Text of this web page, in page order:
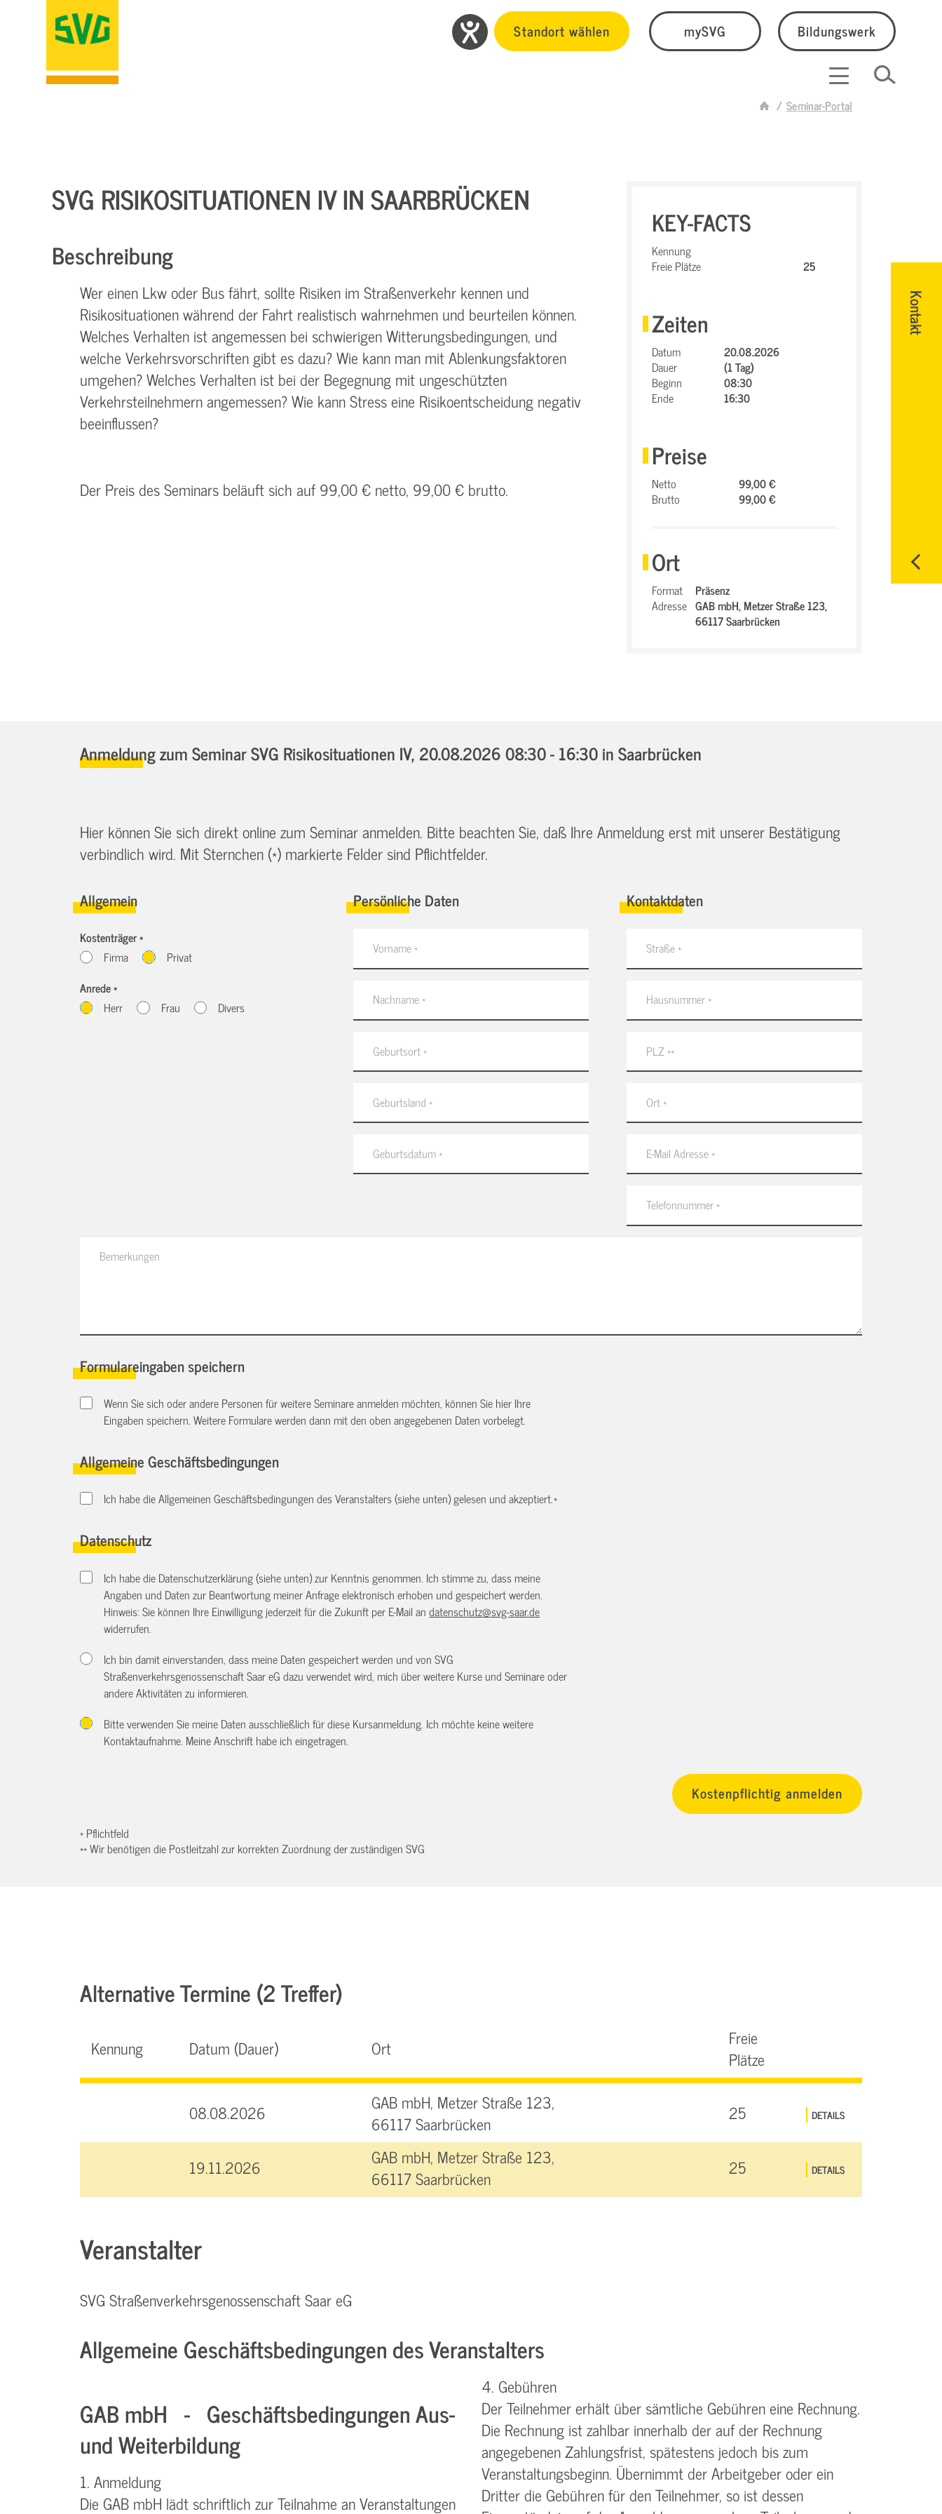
Standort wählen mySVG Bildungswerk
Seminar-Portal
Kontakt
SVG RISIKOSITUATIONEN IV IN SAARBRÜCKEN
Beschreibung
Wer einen Lkw oder Bus fährt, sollte Risiken im Straßenverkehr kennen und
Risikosituationen während der Fahrt realistisch wahrnehmen und beurteilen können.
Welches Verhalten ist angemessen bei schwierigen Witterungsbedingungen, und
welche Verkehrsvorschriften gibt es dazu? Wie kann man mit Ablenkungsfaktoren
umgehen? Welches Verhalten ist bei der Begegnung mit ungeschützten
Verkehrsteilnehmern angemessen? Wie kann Stress eine Risikoentscheidung negativ
beeinflussen?
Der Preis des Seminars beläuft sich auf 99,00 € netto, 99,00 € brutto.
KEY-FACTS
Kennung
Freie Plätze
25
Zeiten
Datum
20.08.2026
Dauer
(1 Tag)
Beginn
08:30
Ende
16:30
Preise
Netto
99,00 €
Brutto
99,00 €
Ort
Format
Präsenz
Adresse GAB mbH,Metzer Straße 123,
66117 Saarbrücken
Anmeldung zum Seminar SVG Risikosituationen IV, 20.08.2026 08:30 - 16:30in Saarbrücken
Hier können Sie sich direkt online zum Seminar anmelden. Bitte beachten Sie, daß Ihre Anmeldung erst mit unserer Bestätigung
verbindlich wird. Mit Sternchen (*) markierte Felder sind Pflichtfelder.
Allgemein
Kostenträger *
Firma
Privat
Anrede *
Herr
Frau Divers
Persönliche Daten Kontaktdaten
Formulareingaben speichern
Wenn Sie sich oder andere Personen für weitere Seminare anmelden möchten, können Sie hier Ihre
Eingaben speichern. Weitere Formulare werden dann mit den oben angegebenen Daten vorbelegt.
Allgemeine Geschäftsbedingungen
Ich habe die Allgemeinen Geschäftsbedingungen des Veranstalters (siehe unten) gelesen und akzeptiert.*
Datenschutz
Ich habe die Datenschutzerklärung (siehe unten) zur Kenntnis genommen. Ich stimme zu, dass meine
Angaben und Daten zur Beantwortung meiner Anfrage elektronisch erhoben und gespeichert werden.
Hinweis: Sie können Ihre Einwilligung jederzeit für die Zukunft per E-Mail andatenschutz@svg-saar.de
widerrufen.
Ich bin damit einverstanden, dass meine Daten gespeichert werden und von SVG
Straßenverkehrsgenossenschaft Saar eG dazu verwendet wird, mich über weitere Kurse und Seminare oder
andere Aktivitäten zu informieren.
Bitte verwenden Sie meine Daten ausschließlich für diese Kursanmeldung. Ich möchte keine weitere
Kontaktaufnahme. Meine Anschrift habe ich eingetragen.
* Pflichtfeld
** Wir benötigen die Postleitzahl zur korrekten Zuordnung der zuständigen SVG
Alternative Termine (2 Treffer)
Kennung Datum (Dauer) Ort
Freie
Plätze
08.08.2026
GAB mbH, Metzer Straße 123,
66117 Saarbrücken
25 DETAILS
19.11.2026
GAB mbH, Metzer Straße 123,
66117 Saarbrücken
25 DETAILS
Veranstalter
SVG Straßenverkehrsgenossenschaft Saar eG
Allgemeine Geschäftsbedingungen des Veranstalters
GAB mbH - Geschäftsbedingungen Aus-
und Weiterbildung
1. Anmeldung
Die GAB mbH lädt schriftlich zur Teilnahme an Veranstaltungen
4. Gebühren
Der Teilnehmer erhält über sämtliche Gebühren eine Rechnung.
Die Rechnung ist zahlbar innerhalb der auf der Rechnung
angegebenen Zahlungsfrist, spätestens jedoch bis zum
Veranstaltungsbeginn. Übernimmt der Arbeitgeber oder ein
Dritter die Gebühren für den Teilnehmer, so ist dessen